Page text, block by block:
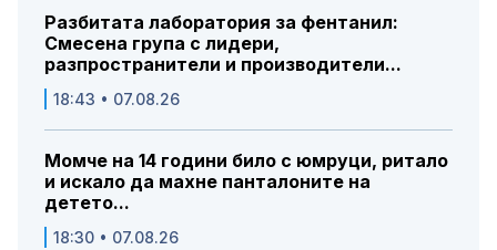
Разбитата лаборатория за фентанил:
Смесена група с лидери,
разпространители и производители...
18:43 • 07.08.26
Момче на 14 години било с юмруци, ритало
и искало да махне панталоните на
детето...
18:30 • 07.08.26